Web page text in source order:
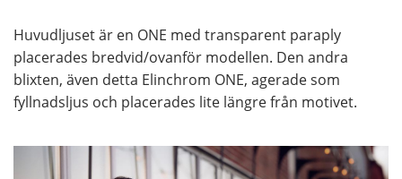
Huvudljuset är en ONE med transparent paraply
placerades bredvid/ovanför modellen. Den andra
blixten, även detta Elinchrom ONE, agerade som
fyllnadsljus och placerades lite längre från motivet.